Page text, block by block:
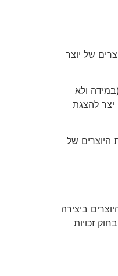
יוצרים של יוצר
ולא
יצר להצגת
היוצרים של
ביצירה
זכויות